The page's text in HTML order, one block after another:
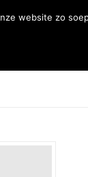
website zo